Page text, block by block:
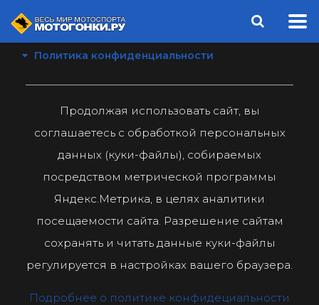
Политика конфиденциальности
Продолжая использовать сайт, вы
соглашаетесь с обработкой персональных
данных (куки-файлы), собираемых
посредством метрической программы
Яндекс.Метрика, в целях аналитики
посещаемости сайта. Разрешение сайтам
сохранять и читать данные куки-файлы
регулируется в настройках вашего браузера.
Подробнее о политике конфидециальности